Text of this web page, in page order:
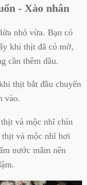
- Xào nhân
nhỏ vừa. Bạn có
khi thịt đã có mỡ,
cần thêm dầu.
thịt bắt đầu chuyển
vào.
và mộc nhĩ chín
thịt và mộc nhĩ hơi
nước mắm nên